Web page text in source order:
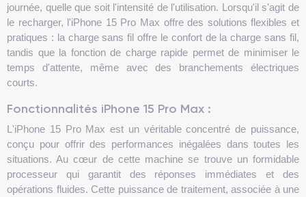
journée, quelle que soit l'intensité de l'utilisation. Lorsqu'il s'agit de
le recharger, l'iPhone 15 Pro Max offre des solutions flexibles et
pratiques : la charge sans fil offre le confort de la charge sans fil,
tandis que la fonction de charge rapide permet de minimiser le
temps d'attente, même avec des branchements électriques
courts.
Fonctionnalités iPhone 15 Pro Max :
L'iPhone 15 Pro Max est un véritable concentré de puissance,
conçu pour offrir des performances inégalées dans toutes les
situations. Au cœur de cette machine se trouve un formidable
processeur qui garantit des réponses immédiates et des
opérations fluides. Cette puissance de traitement, associée à une